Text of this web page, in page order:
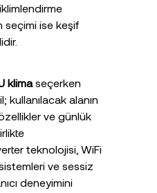
seçimi ise keşif
klima seçerken
kullanılacak alanın
ve günlük
teknolojisi, WiFi
ve sessiz
deneyimini